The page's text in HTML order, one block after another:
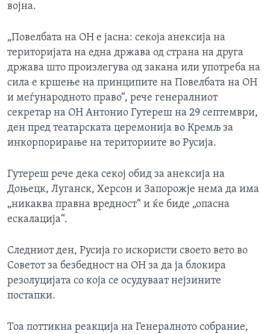
војна.
„Повелбата на ОН е јасна: секоја анексија на
територијата на една држава од страна на друга
држава што произлегува од закана или употреба на
сила е кршење на принципите на Повелбата на ОН
и меѓународното право“, рече генералниот
секретар на ОН Антонио Гутереш на 29 септември,
ден пред театарската церемонија во Кремљ за
инкорпорирање на териториите во Русија.
Гутереш рече дека секој обид за анексија на
Доњецк, Луганск, Херсон и Запорожје нема да има
„никаква правна вредност“ и ќе биде „опасна
ескалација“.
Следниот ден, Русија го искористи своето вето во
Советот за безбедност на ОН за да ја блокира
резолуцијата со која се осудуваат нејзините
постапки.
Тоа поттикна реакција на Генералното собрание,